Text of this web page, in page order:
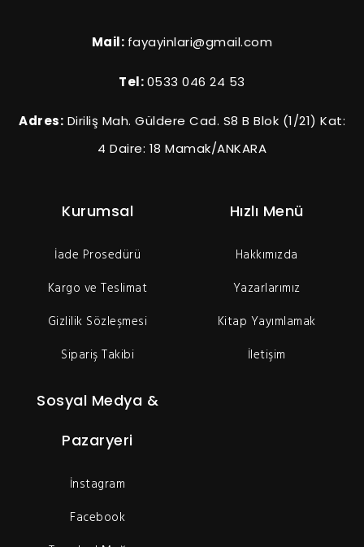
Mail: fayayinlari@gmail.com
Tel:0533 046 24 53
Adres: Diriliş Mah. Güldere Cad. S8 B Blok (1/21) Kat:
4 Daire: 18 Mamak/ANKARA
Kurumsal
İade Prosedürü
Kargo ve Teslimat
Gizlilik Sözleşmesi
Sipariş Takibi
Hızlı Menü
Hakkımızda
Yazarlarımız
Kitap Yayımlamak
İletişim
Sosyal Medya &
Pazaryeri
İnstagram
Facebook